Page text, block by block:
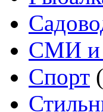
СМИ и
Спорт